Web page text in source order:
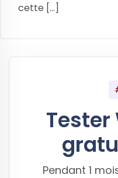
cette [...]
Tester
Pendant 1